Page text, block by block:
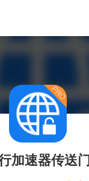
加速器传送门